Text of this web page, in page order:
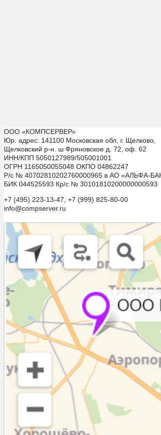
ООО «КОМПСЕРВЕР»
Юр. адрес: 141100 Московская обл, г. Щелково,
Щелковский р-н. ш Фряновское д. 72, оф. 62
ИНН/КПП 5050127989/505001001
ОГРН 1165050055048 ОКПО 04862247
Р/с № 40702810202760000965 в АО «АЛЬФА-
БИК 044525593 Кр/с № 30101810200000000593
+7 (495) 223-13-47, +7 (999) 825-80-00
info@compserver.ru